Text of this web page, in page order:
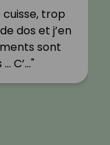
cuisse, trop
dos et j’en
sont
C’…"